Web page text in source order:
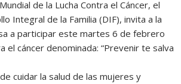
de la Lucha Contra el Cáncer, el
Integral de la Familia (DIF), invita a la
a participar este martes 6 de febrero
el cáncer denominada: “Prevenir te salva
cuidar la salud de las mujeres y